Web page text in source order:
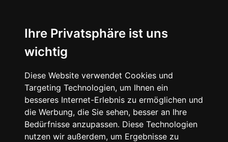
Ihre Privatsphäre ist uns
wichtig
Diese Website verwendet Cookies und
Targeting Technologien, um Ihnen ein
besseres Internet-Erlebnis zu ermöglichen und
die Werbung, die Sie sehen, besser an Ihre
Bedürfnisse anzupassen. Diese Technologien
nutzen wir außerdem, um Ergebnisse zu